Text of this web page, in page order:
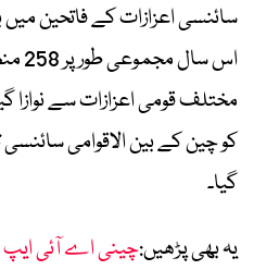
سائنسی اعزازات کے فاتحین
کو چین کے بین الاقوامی سائنسی
گیا۔
یہ بھی پڑھیں:چینی اے آئی ایپ